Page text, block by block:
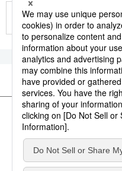
الجنس طوكيو
المرحلة الابتدائية